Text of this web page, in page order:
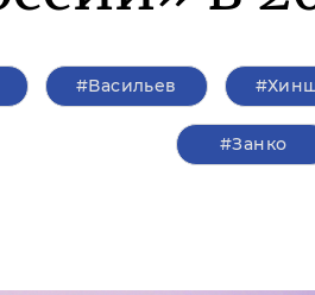
#Васильев
#Занко